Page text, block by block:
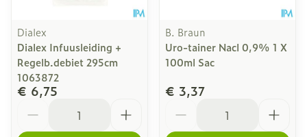
Dialex
Dialex Infuusleiding +
Regelb.debiet 295cm
1063872
€ 6,75
B. Braun
Uro-tainer Nacl 0,9% 1 X
100ml Sac
€ 3,37